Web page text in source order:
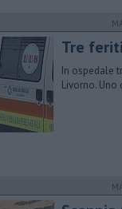
Tre
In ospedale
Livorno.